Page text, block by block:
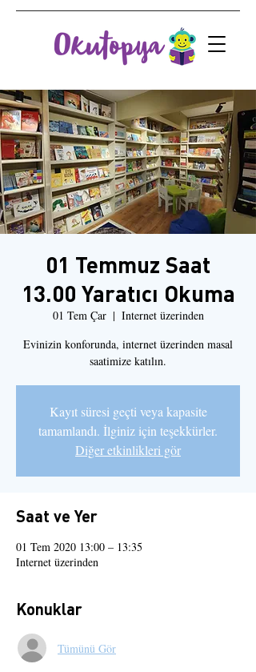
01 Temmuz Saat
13.00 Yaratıcı Okuma
01 Tem Çar
  |
Internet üzerinden
Evinizin konforunda, internet üzerinden masal
saatimize katılın.
Kayıt süresi geçti veya kapasite
tamamlandı. İlginiz için teşekkürler.
Diğer etkinlikleri gör
Saat ve Yer
01 Tem 2020 13:00 – 13:35
Internet üzerinden
Konuklar
Tümünü Gör